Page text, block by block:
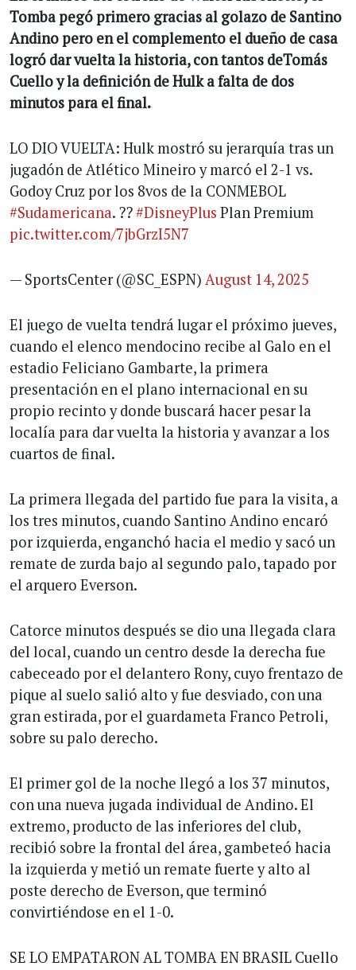
Tomba pegó primero gracias al golazo de Santino
Andino pero en el complemento el dueño de casa
logró dar vuelta la historia, con tantos deTomás
Cuello y la definición de Hulk a falta de dos
minutos para el final.
LO DIO VUELTA: Hulk mostró su jerarquía tras un
jugadón de Atlético Mineiro y marcó el 2-1 vs.
Godoy Cruz por los 8vos de la CONMEBOL
#Sudamericana. ??#DisneyPlus Plan Premium
pic.twitter.com/7jbGrzI5N7
— SportsCenter (@SC_ESPN) August 14, 2025
El juego de vuelta tendrá lugar el próximo jueves,
cuando el elenco mendocino recibe al Galo en el
estadio Feliciano Gambarte, la primera
presentación en el plano internacional en su
propio recinto y donde buscará hacer pesar la
localía para dar vuelta la historia y avanzar a los
cuartos de final.
La primera llegada del partido fue para la visita, a
los tres minutos, cuando Santino Andino encaró
por izquierda, enganchó hacia el medio y sacó un
remate de zurda bajo al segundo palo, tapado por
el arquero Everson.
Catorce minutos después se dio una llegada clara
del local, cuando un centro desde la derecha fue
cabeceado por el delantero Rony, cuyo frentazo de
pique al suelo salió alto y fue desviado, con una
gran estirada, por el guardameta Franco Petroli,
sobre su palo derecho.
El primer gol de la noche llegó a los 37 minutos,
con una nueva jugada individual de Andino. El
extremo, producto de las inferiores del club,
recibió sobre la frontal del área, gambeteó hacia
la izquierda y metió un remate fuerte y alto al
poste derecho de Everson, que terminó
convirtiéndose en el 1-0.
SE LO EMPATARON AL TOMBA EN BRASIL Cuello